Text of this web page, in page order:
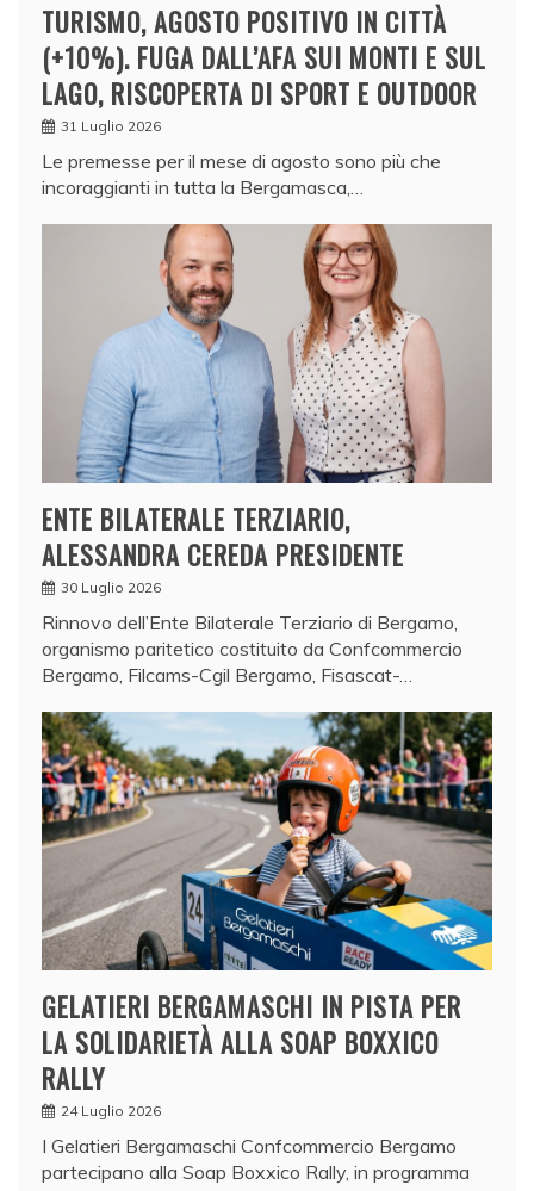
TURISMO, AGOSTO POSITIVO IN CITTÀ
(+10%). FUGA DALL’AFA SUI MONTI E SUL
LAGO, RISCOPERTA DI SPORT E OUTDOOR
31 Luglio 2026
Le premesse per il mese di agosto sono più che
incoraggianti in tutta la Bergamasca,…
ENTE BILATERALE TERZIARIO,
ALESSANDRA CEREDA PRESIDENTE
30 Luglio 2026
Rinnovo dell’Ente Bilaterale Terziario di Bergamo,
organismo paritetico costituito da Confcommercio
Bergamo, Filcams-Cgil Bergamo, Fisascat-…
GELATIERI BERGAMASCHI IN PISTA PER
LA SOLIDARIETÀ ALLA SOAP BOXXICO
RALLY
24 Luglio 2026
I Gelatieri Bergamaschi Confcommercio Bergamo
partecipano alla Soap Boxxico Rally, in programma